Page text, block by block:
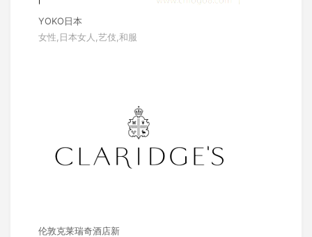
YOKO日本
女性,日本女人,艺伎,和服
伦敦克莱瑞奇酒店新